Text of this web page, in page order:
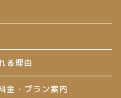
る理由
金・プラン案内